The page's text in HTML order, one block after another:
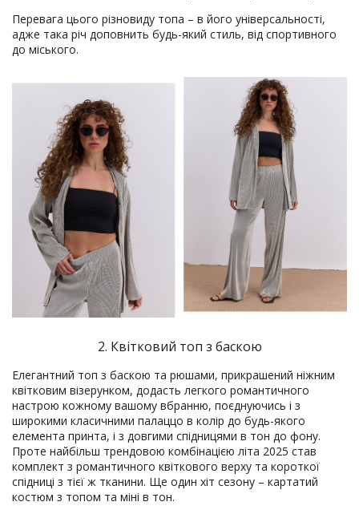
Перевага цього різновиду топа – в його універсальності,
адже така річ доповнить будь-який стиль, від спортивного
до міського.
2. Квітковий топ з баскою
Елегантний топ з баскою та рюшами, прикрашений ніжним
квітковим візерунком, додасть легкого романтичного
настрою кожному вашому вбранню, поєднуючись і з
широкими класичними палаццо в колір до будь-якого
елемента принта, і з довгими спідницями в тон до фону.
Проте найбільш трендовою комбінацією літа 2025 став
комплект з романтичного квіткового верху та короткої
спідниці з тієї ж тканини. Ще один хіт сезону – картатий
костюм з топом та міні в тон.